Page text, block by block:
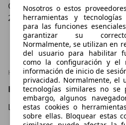
CITA PREVIA
28850 MADRID
Mostrar número
HORARIO
Horarios OC CARS
Lu – Vi
09:30 – 14:00
16:00 – 20:00
Nosotros o estos
herramientas y tecnologías
para las funciones
garantizar su
Normalmente, se utilizan en
del usuario para habilitar
como la configuración y el
información de inicio de
privacidad. Normalmente, el
tecnologías similares no se
embargo, algunos
estas cookies o
sobre ellas. Bloquear estas